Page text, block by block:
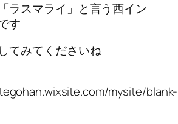
ラスマライ」と言う西イン
す
てみてくださいね
mysite/blank-